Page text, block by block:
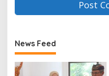
News Feed